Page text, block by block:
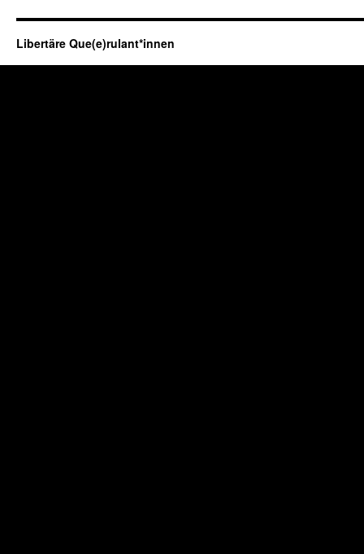
Libertäre Que(e)rulant*innen